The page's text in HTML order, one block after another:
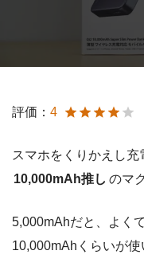
評価： 4
スマホをくりかえし充
10,000mAh推し のマ
5,000mAhだと、よく
10,000mAhくらいが使